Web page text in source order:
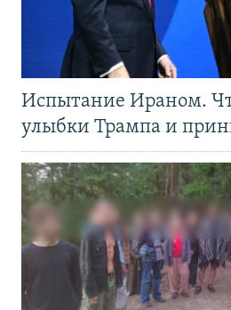
Испытание Ираном.
улыбки Трампа и